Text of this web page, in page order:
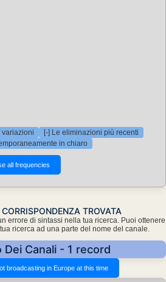
variazioni
[-] Le eliminazioni più recenti
in chiaro
TROVATA
errore di sintassi nella tua ricerca. Puoi ottenere
ricerca ad una parte del nome del canale.
Dei Canali - 1 record